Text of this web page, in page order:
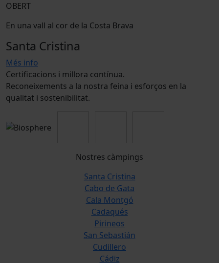
OBERT
En una vall al cor de la Costa Brava
Santa Cristina
Més info
Certificacions i millora contínua.
Reconeixements a la nostra feina i esforços en la
qualitat i sostenibilitat.
Nostres càmpings
Santa Cristina
Cabo de Gata
Cala Montgó
Cadaqués
Pirineos
San Sebastián
Cudillero
Cádiz